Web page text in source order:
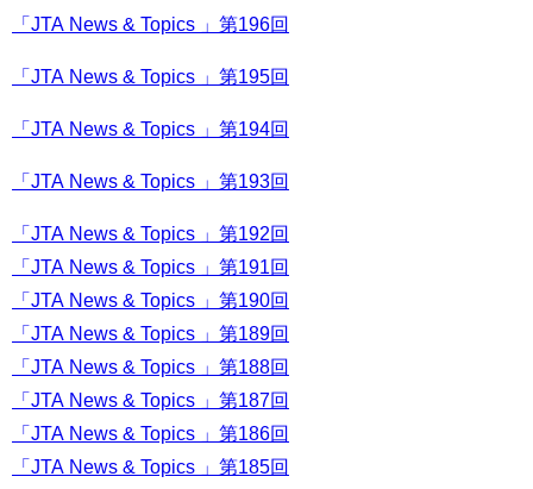
「JTA News & Topics 」第196回
「JTA News & Topics 」第195回
「JTA News & Topics 」第194回
「JTA News & Topics 」第193回
「JTA News & Topics 」第192回
「JTA News & Topics 」第191回
「JTA News & Topics 」第190回
「JTA News & Topics 」第189回
「JTA News & Topics 」第188回
「JTA News & Topics 」第187回
「JTA News & Topics 」第186回
「JTA News & Topics 」第185回